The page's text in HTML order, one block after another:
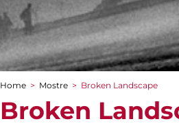
Tu sei qui
Home > Mostre > Broken Landscape
Broken